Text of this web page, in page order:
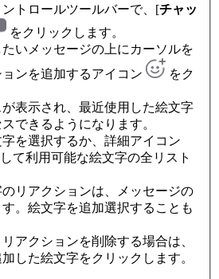
ントロールツールバーで、[チャッ
をクリックします。
いメッセージの上にカーソルを
ンを追加するアイコン
をク
表示され、最近使用した絵文字
できるようになります。
を選択するか、詳細アイコン
て利用可能な絵文字の全リスト
リアクションは、メッセージの
。絵文字を追加選択することも
リアクションを削除する場合は、
した絵文字をクリックします。